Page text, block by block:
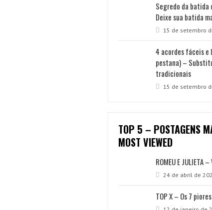
Segredo da batida
Deixe sua batida
15 de setembro
4 acordes fáceis e
pestana) –
tradicionais
15 de setembro
TOP 5 – POSTAGENS
MOST VIEWED
ROMEU E JULIETA
24 de abril de
TOP X – Os 7